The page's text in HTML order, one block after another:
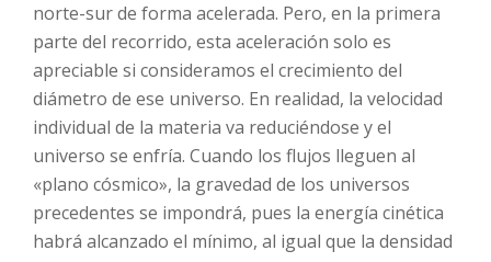
norte-sur de forma acelerada. Pero, en la primera
parte del recorrido, esta aceleración solo es
apreciable si consideramos el crecimiento del
diámetro de ese universo. En realidad, la velocidad
individual de la materia va reduciéndose y el
universo se enfría. Cuando los flujos lleguen al
«plano cósmico», la gravedad de los universos
precedentes se impondrá, pues la energía cinética
habrá alcanzado el mínimo, al igual que la densidad